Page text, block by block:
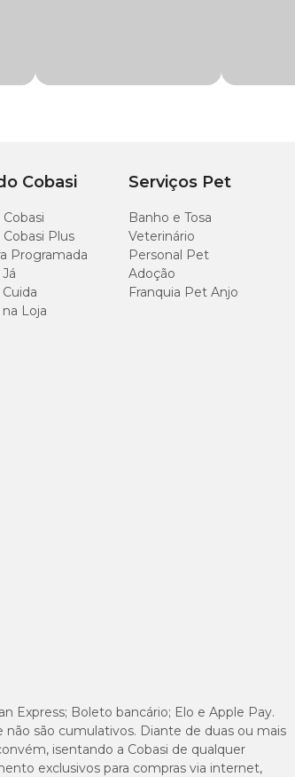
Cobasi
Plus
Programada
Loja
Serviços Pet
Banho e Tosa
Veterinário
Personal Pet
Adoção
Franquia Pet Anjo
Express; Boleto bancário; Elo e Apple Pay.
são cumulativos. Diante de duas ou mais
isentando a Cobasi de qualquer
exclusivos para compras via internet,